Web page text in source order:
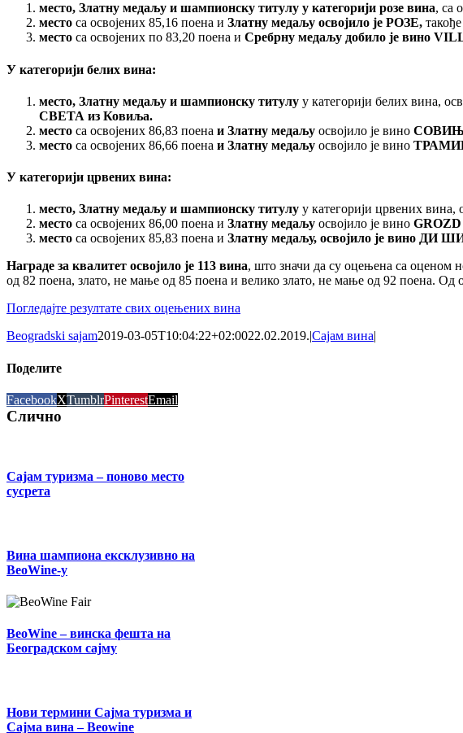
место, Златну медаљу и шампионску титулу у категорији розе вина, са
место са освојених 85,16 поена и Златну медаљу освојило је РОЗЕ,
место са освојених по 83,20 поена и Сребрну медаљу добило је вино
У категорији белих вина:
место, Златну медаљу и шампионску титулу у категорији белих вина,
СВЕТА из Ковиља.
место са освојених 86,83 поена и Златну медаљу освојило је вино
место са освојених 86,66 поена и Златну медаљу освојило је вино
У категорији црвених вина:
место, Златну медаљу и шампионску титулу у категорији црвених вина,
место са освојених 86,00 поена и Златну медаљу освојило је вино
место са освојених 85,83 поена и Златну медаљу, освојило је вино ДИ
Награде за квалитет освојило је 113 вина, што значи да су оцењена са оценом
од 82 поена, злато, не мање од 85 поена и велико злато, не мање од 92 поена. Од
Погледајте резултате свих оцењених вина
Beogradski sajam2019-03-05T10:04:22+02:0022.02.2019.|Сајам вина|
Поделите
FacebookXTumblrPinterestEmail
Слично
Сајам туризма – поново место
сусрета
Вина шампиона ексклузивно на
BeoWine-у
BeoWine – винска фешта на
Београдском сајму
Нови термини Сајма туризма и
Сајма вина – Beowine